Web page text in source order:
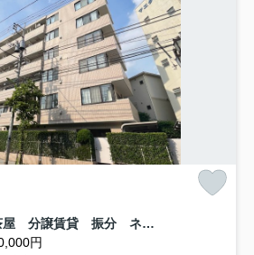
ワールドパレス三軒茶屋 分譲賃貸 振分 ネット0
円